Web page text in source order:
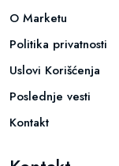
O Marketu
Politika privatnosti
Uslovi Korišćenja
Poslednje vesti
Kontakt